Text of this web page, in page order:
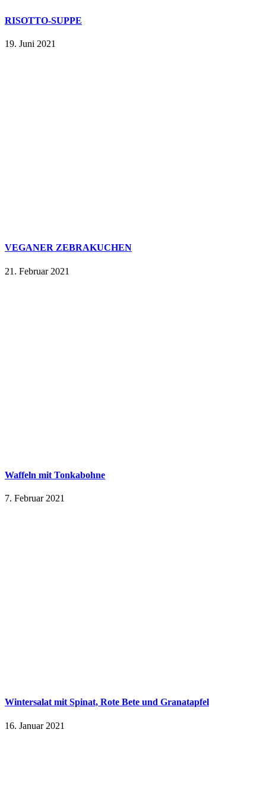
RISOTTO-SUPPE
19. Juni 2021
VEGANER ZEBRAKUCHEN
21. Februar 2021
Waffeln mit Tonkabohne
7. Februar 2021
Wintersalat mit Spinat, Rote Bete und Granatapfel
16. Januar 2021